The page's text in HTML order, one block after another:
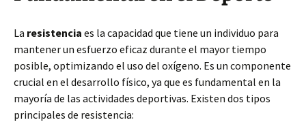
La resistencia es la capacidad que tiene un individuo para
mantener un esfuerzo eficaz durante el mayor tiempo
posible, optimizando el uso del oxígeno. Es un componente
crucial en el desarrollo físico, ya que es fundamental en la
mayoría de las actividades deportivas. Existen dos tipos
principales de resistencia: